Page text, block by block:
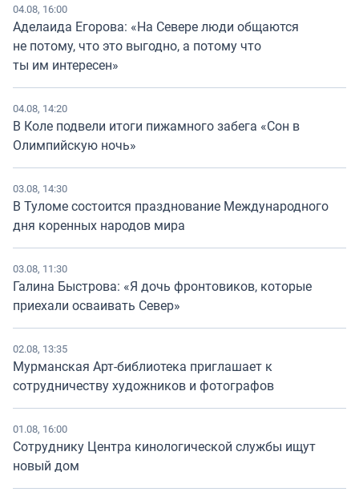
04.08, 16:00
Аделаида Егорова: «На Севере люди общаются
не потому, что это выгодно, а потому что
ты им интересен»
04.08, 14:20
В Коле подвели итоги пижамного забега «Сон в
Олимпийскую ночь»
03.08, 14:30
В Туломе состоится празднование Международного
дня коренных народов мира
03.08, 11:30
Галина Быстрова: «Я дочь фронтовиков, которые
приехали осваивать Север»
02.08, 13:35
Мурманская Арт-библиотека приглашает к
сотрудничеству художников и фотографов
01.08, 16:00
Сотруднику Центра кинологической службы ищут
новый дом